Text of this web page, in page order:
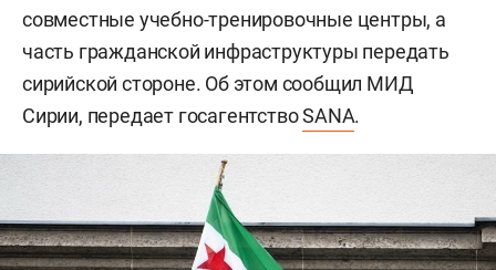
совместные учебно-тренировочные центры, а
часть гражданской инфраструктуры передать
сирийской стороне. Об этом сообщил МИД
Сирии, передает госагентствоSANA.